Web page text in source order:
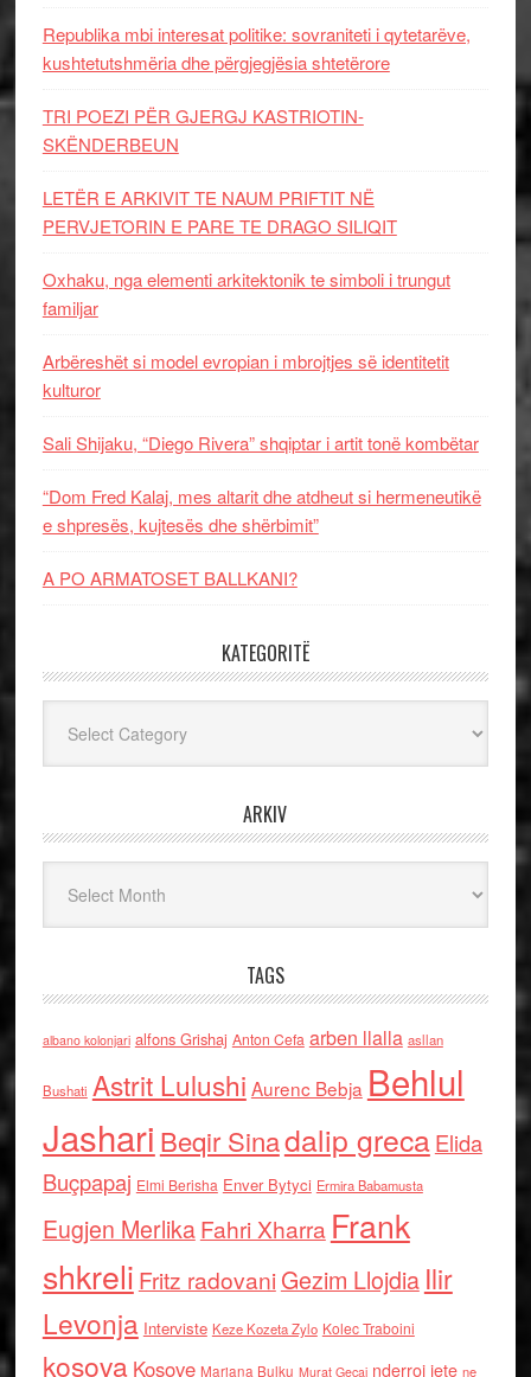
Republika mbi interesat politike: sovraniteti i qytetarëve,
kushtetutshmëria dhe përgjegjësia shtetërore
TRI POEZI PËR GJERGJ KASTRIOTIN-
SKËNDERBEUN
LETËR E ARKIVIT TE NAUM PRIFTIT NË
PERVJETORIN E PARE TE DRAGO SILIQIT
Oxhaku, nga elementi arkitektonik te simboli i trungut
familjar
Arbëreshët si model evropian i mbrojtjes së identitetit
kulturor
Sali Shijaku, “Diego Rivera” shqiptar i artit tonë kombëtar
“Dom Fred Kalaj, mes altarit dhe atdheut si hermeneutikë
e shpresës, kujtesës dhe shërbimit”
A PO ARMATOSET BALLKANI?
KATEGORITË
ARKIV
TAGS
albano kolonjari alfons Grishaj Anton Cefa arben llalla asllan
Bushati Astrit Lulushi Aurenc Bebja Behlul
Jashari Beqir Sinadalip grecaElida
Buçpapaj Elmi Berisha Enver Bytyci Ermira Babamusta
Eugjen MerlikaFahri Xharra Frank
shkreli Fritz radovaniGezim Llojdia Ilir
Levonja Interviste Keze Kozeta Zylo Kolec Traboini
kosova Kosove Marjana Bulku Murat Gecaj nderroi jete ne